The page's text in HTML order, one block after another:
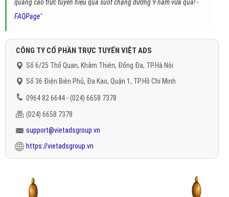
quảng cáo trực tuyến hiệu quả suốt chặng đường 9 năm vừa qua! -
FAQPage"
CÔNG TY CỔ PHẦN TRỰC TUYẾN VIỆT ADS
Số 6/25 Thổ Quan, Khâm Thiên, Đống Đa, TP.Hà Nội
Số 36 Điện Biên Phủ, Đa Kao, Quận 1, TP.Hồ Chí Minh
0964 82 6644 - (024) 6658 7378
(024) 6658 7378
support@vietadsgroup.vn
https://vietadsgroup.vn